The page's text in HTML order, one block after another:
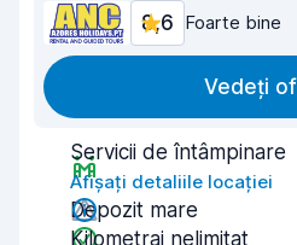
8,6 Foarte bine
Vedeți
Servicii de întâmpinare
Afișați detaliile locației
Depozit mare
Kilometraj nelimitat